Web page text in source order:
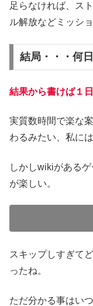
足らなければ、ス
ル解放などミッシ
結局・・・何
結果から書けば１日
実質数時間で楽な
わるみたい、私に
しかしwikiがある
が楽しい。
スキップしすぎて
ったね。
ただ分かる事はい